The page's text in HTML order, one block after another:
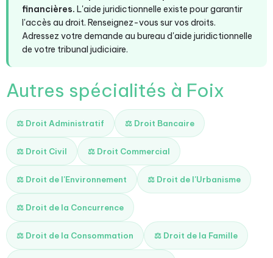
financières. L'aide juridictionnelle existe pour garantir
l'accès au droit. Renseignez-vous sur vos droits.
Adressez votre demande au bureau d'aide juridictionnelle
de votre tribunal judiciaire.
Autres spécialités à Foix
⚖️ Droit Administratif ⚖️ Droit Bancaire
⚖️ Droit Civil ⚖️ Droit Commercial
⚖️ Droit de l'Environnement ⚖️ Droit de l'Urbanisme
⚖️ Droit de la Concurrence
⚖️ Droit de la Consommation ⚖️ Droit de la Famille